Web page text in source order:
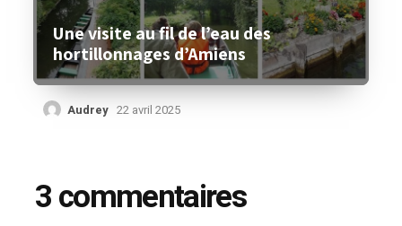
Une visite au fil de l’eau des
hortillonnages d’Amiens
Audrey 22 avril 2025
3 commentaires